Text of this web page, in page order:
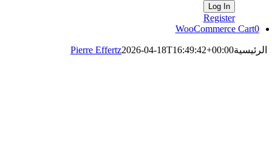
Register
WooCommerce Cart0
الرئيسية Pierre Effertz2026-04-18T16:49:42+00:00